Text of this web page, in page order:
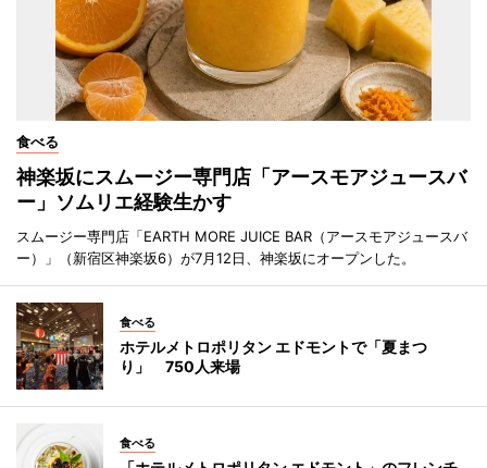
食べる
神楽坂にスムージー専門店「アースモアジュースバ
ー」ソムリエ経験生かす
スムージー専門店「EARTH MORE JUICE BAR（アースモアジュースバ
ー）」（新宿区神楽坂6）が7月12日、神楽坂にオープンした。
食べる
ホテルメトロポリタン エドモントで「夏まつ
り」 750人来場
食べる